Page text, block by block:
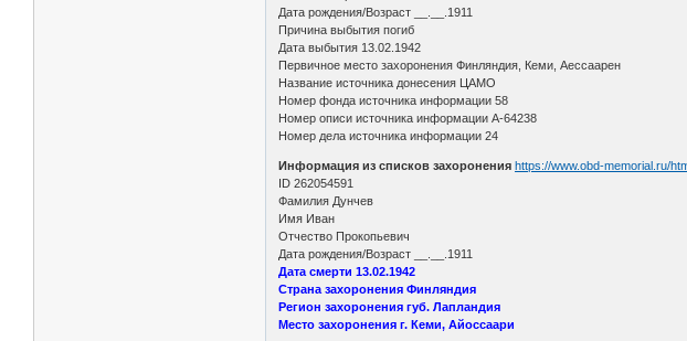
Дата рождения/Возраст __.__.1911
Причина выбытия погиб
Дата выбытия 13.02.1942
Первичное место захоронения Финляндия, Кеми, Аессаарен
Название источника донесения ЦАМО
Номер фонда источника информации 58
Номер описи источника информации A-64238
Номер дела источника информации 24
Информация из списков захоронения https://www.obd-memorial.ru/
ID 262054591
Фамилия Дунчев
Имя Иван
Отчество Прокопьевич
Дата рождения/Возраст __.__.1911
Дата смерти 13.02.1942
Страна захоронения Финляндия
Регион захоронения губ. Лапландия
Место захоронения г. Кеми, Айоссаари